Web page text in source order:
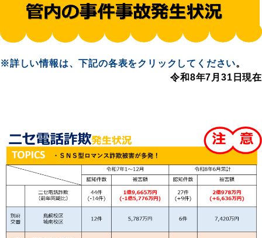
※詳しい情報は、下記の各表をクリックしてください。
令和8年7月31日現在